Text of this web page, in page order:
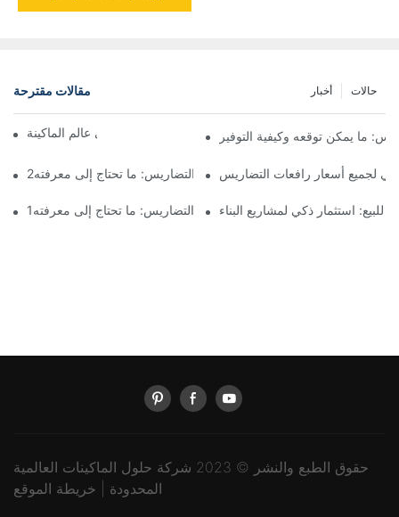
مقالات مقترحة حالات أخبار
مرحبا بكم في عالم الماكينة ما يمكن توقعه وكيفية التوفير
الدليل الشامل لأسعار رافعات جميع التضاريس: ما تحتاج إلى معرفته2
لجميع أسعار رافعات التضاريس
الدليل الشامل لأسعار رافعات جميع التضاريس: ما تحتاج إلى معرفته1
استثمار ذكي لمشاريع البناء
حقوق الطبع والنشر © 2023 شركة حلول الماكينات العالمية
المحدودة | خريطة الموقع